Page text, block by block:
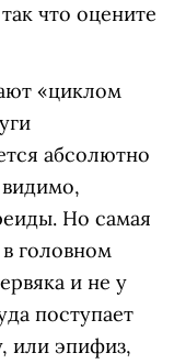
что оцените
«циклом
абсолютно
Но самая
головном
и не у
поступает
или эпифиз,